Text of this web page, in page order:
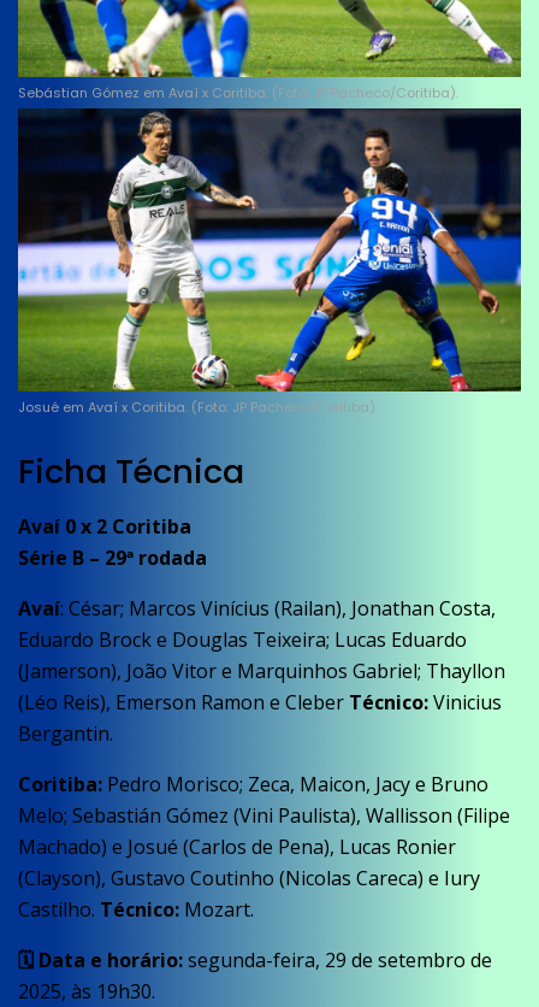
Sebástian Gómez em Avaí x Coritiba. (Foto: JP Pacheco/Coritiba).
Josué em Avaí x Coritiba. (Foto: JP Pacheco/Coritiba).
Ficha Técnica
Avaí 0 x 2 Coritiba
Série B – 29ª rodada
Avaí: César; Marcos Vinícius (Railan), Jonathan Costa,
Eduardo Brock e Douglas Teixeira; Lucas Eduardo
(Jamerson), João Vitor e Marquinhos Gabriel; Thayllon
(Léo Reis), Emerson Ramon e Cleber Técnico:Vinicius
Bergantin.
Coritiba: Pedro Morisco; Zeca, Maicon, Jacy e Bruno
Melo; Sebastián Gómez (Vini Paulista), Wallisson (Filipe
Machado) e Josué (Carlos de Pena), Lucas Ronier
(Clayson), Gustavo Coutinho (Nicolas Careca) e Iury
Castilho. Técnico: Mozart.
🗓️ Data e horário:segunda-feira, 29 de setembro de
2025, às 19h30.